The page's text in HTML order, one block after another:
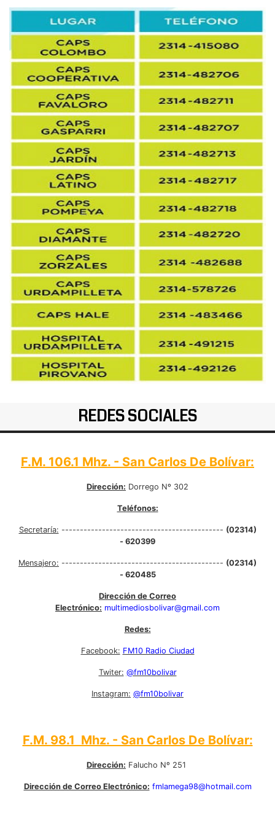
REDES SOCIALES
F.M. 106.1 Mhz. - San Carlos De Bolívar:
Dirección: Dorrego Nº 302
Teléfonos:
Secretaría: -------------------------------------------- (02314)
- 620399
Mensajero: -------------------------------------------- (02314)
- 620485
Dirección de Correo
Electrónico: multimediosbolivar@gmail.com
Redes:
Facebook: FM10 Radio Ciudad
Twiter: @fm10bolivar
Instagram: @fm10bolivar
F.M. 98.1 Mhz. - San Carlos De Bolívar:
Dirección: Falucho Nº 251
Dirección de Correo Electrónico: fmlamega98@hotmail.com